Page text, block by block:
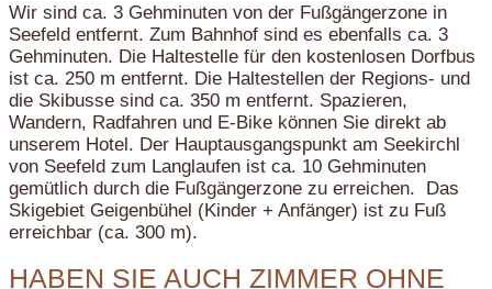
Wir sind ca. 3 Gehminuten von der Fußgängerzone in
Seefeld entfernt. Zum Bahnhof sind es ebenfalls ca. 3
Gehminuten. Die Haltestelle für den kostenlosen Dorfbus
ist ca. 250 m entfernt. Die Haltestellen der Regions- und
die Skibusse sind ca. 350 m entfernt. Spazieren,
Wandern, Radfahren und E-Bike können Sie direkt ab
unserem Hotel. Der Hauptausgangspunkt am Seekirchl
von Seefeld zum Langlaufen ist ca. 10 Gehminuten
gemütlich durch die Fußgängerzone zu erreichen. Das
Skigebiet Geigenbühel (Kinder + Anfänger) ist zu Fuß
erreichbar (ca. 300 m).
HABEN SIE AUCH ZIMMER OHNE